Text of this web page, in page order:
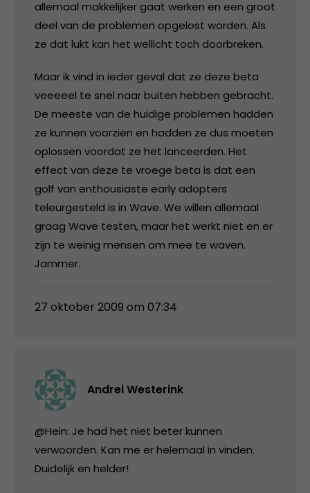
allemaal makkelijker gaat werken en een groot
deel van de problemen opgelost worden. Als
ze dat lukt kan het wellicht toch doorbreken.
Maar ik vind in ieder geval dat ze deze beta
veeeeel te snel naar buiten hebben gebracht.
De meeste van de huidige problemen hadden
ze kunnen voorzien en hadden ze dus moeten
oplossen voordat ze het lanceerden. Het
effect van deze te vroege beta is dat een
golf van enthousiaste early adopters
teleurgesteld is in Wave. We willen allemaal
graag Wave testen, maar het werkt niet en er
zijn te weinig mensen om mee te waven.
Jammer.
27 oktober 2009 om 07:34
Andrei Westerink
@Hein: Je had het niet beter kunnen
verwoorden. Kan me er helemaal in vinden.
Duidelijk en helder!